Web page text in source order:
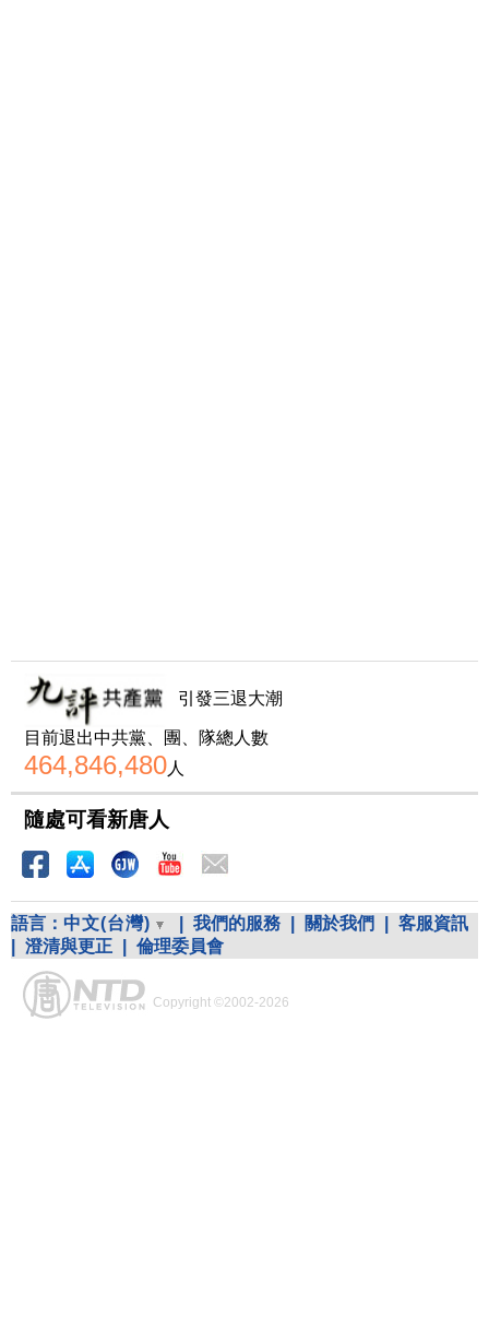
引發三退大潮
目前退出中共黨、團、隊總人數
464,846,480人
隨處可看新唐人
語言： 中文(台灣) 我們的服務 關於我們
客服資訊
澄清與更正 倫理委員會
Copyright ©2002-2026